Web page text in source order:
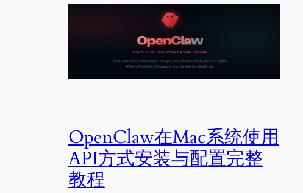
OpenClaw在Mac系统使用
API方式安装与配置完整
教程